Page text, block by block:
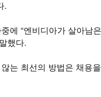
.
에 “엔비디아가 살아남
했다.
는 최선의 방법은 채용